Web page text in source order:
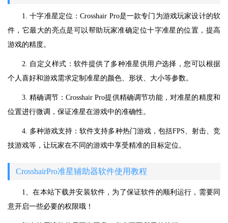
1. 十字准星定位：Crosshair Pro是一款专门为游戏玩家设计的软
件，它最大的亮点是可以帮助玩家准确定位十字准星的位置，提高
游戏的精度。
2. 自定义样式：软件提供了多种准星供用户选择，您可以根据
个人喜好和游戏需求定制准星的颜色、形状、大小等参数。
3. 精确调节：Crosshair Pro提供精确调节功能，对准星的精度和
位置进行微调，保证准星在游戏中的准确性。
4. 多种游戏支持：软件支持多种热门游戏，包括FPS、射击、竞
技游戏等，让玩家在不同的游戏中享受精准的目标定位。
CrosshairPro准星辅助器软件使用教程
1、在本站下载并安装软件，为了保证软件的顺利运行，需要同
意开启一些必要的权限哦！